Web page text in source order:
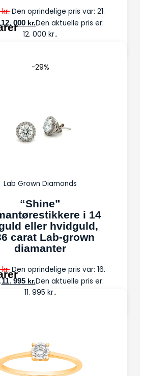
kr. Den oprindelige pris var: 21.
12. 000 kr.Den aktuelle pris er:
12. 000 kr..
-29%
Lab Grown Diamonds
“Shine”
i 14
eller hvidguld,
carat Lab-grown
diamanter
kr. Den oprindelige pris var: 16.
11. 995 kr.Den aktuelle pris er:
11. 995 kr..